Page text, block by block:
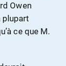
Owen
plupart
ce que M.